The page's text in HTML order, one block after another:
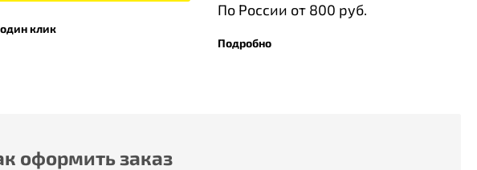
клик
По России от 800 руб.
Подробно
оформить заказ